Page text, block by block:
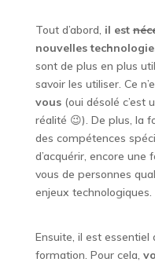
Tout d’abord, il est
nouvelles
sont de plus en plus
savoir les utiliser. Ce
vous(oui désolé c’est
réalité 😉). De plus, la
des compétences
d’acquérir, encore
vous de personnes
enjeux technologiques.
Ensuite, il est
formation. Pour cela,